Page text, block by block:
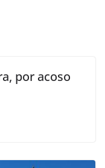
por acoso